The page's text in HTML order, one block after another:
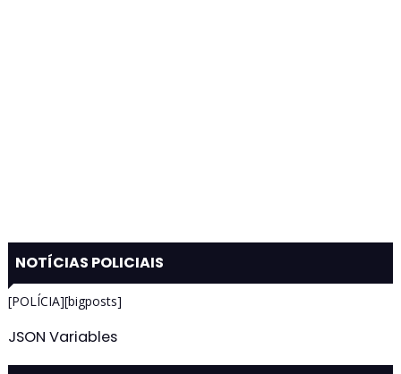
NOTÍCIAS POLICIAIS
[POLÍCIA][bigposts]
JSON Variables